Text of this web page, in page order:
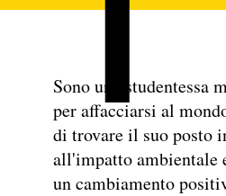
Sono una studentessa
per affacciarsi al
di trovare il suo posto
all'impatto ambientale
un cambiamento